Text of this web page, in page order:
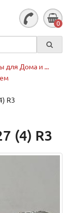
0
для Дома и ...
R3
(4) R3